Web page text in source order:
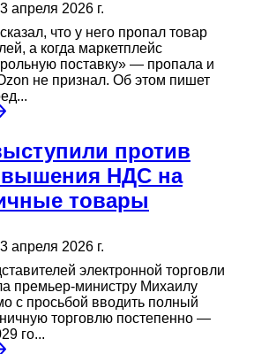
апреля 2026 г.
что у него пропал товар
а когда маркетплейс
поставку» — пропала и
не признал. Об этом пишет
против
НДС на
товары
апреля 2026 г.
электронной торговли
премьер-министру Михаилу
с просьбой вводить полный
торговлю постепенно —
го...